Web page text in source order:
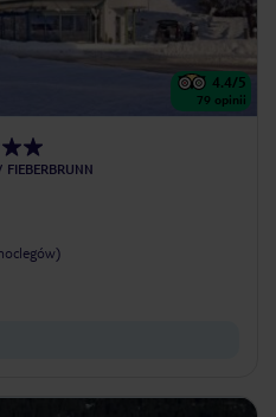
4.4/5
79 opinii
FIEBERBRUNN